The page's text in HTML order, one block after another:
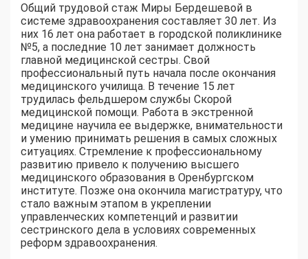
Общий трудовой стаж Миры Бердешевой в
системе здравоохранения составляет 30 лет. Из
них 16 лет она работает в городской поликлинике
№5, а последние 10 лет занимает должность
главной медицинской сестры. Свой
профессиональный путь начала после окончания
медицинского училища. В течение 15 лет
трудилась фельдшером службы Скорой
медицинской помощи. Работа в экстренной
медицине научила ее выдержке, внимательности
и умению принимать решения в самых сложных
ситуациях. Стремление к профессиональному
развитию привело к получению высшего
медицинского образования в Оренбургском
институте. Позже она окончила магистратуру, что
стало важным этапом в укреплении
управленческих компетенций и развитии
сестринского дела в условиях современных
реформ здравоохранения.